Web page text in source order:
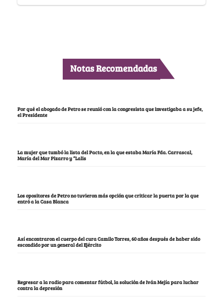
Notas Recomendadas
Por qué el abogado de Petro se reunió con la congresista que investigaba a su jefe,
el Presidente
La mujer que tumbó la lista del Pacto, en la que estaba María Fda. Carrascal,
María del Mar Pizarro y “Lalis
Los opositores de Petro no tuvieron más opción que criticar la puerta por la que
entró a la Casa Blanca
Así encontraron el cuerpo del cura Camilo Torres, 60 años después de haber sido
escondido por un general del Ejército
Regresar a la radio para comentar fútbol, la solución de Iván Mejía para luchar
contra la depresión